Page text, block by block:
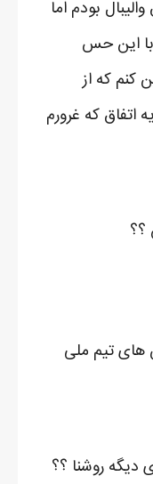
بودم اما
با این حس
کنم که از
اتفاق که غرورم
؟؟
های تیم ملی
روشنا ؟؟